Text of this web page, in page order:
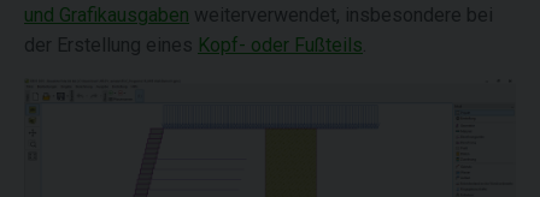
und Grafikausgaben weiterverwendet, insbesondere bei
der Erstellung eines Kopf- oder Fußteils